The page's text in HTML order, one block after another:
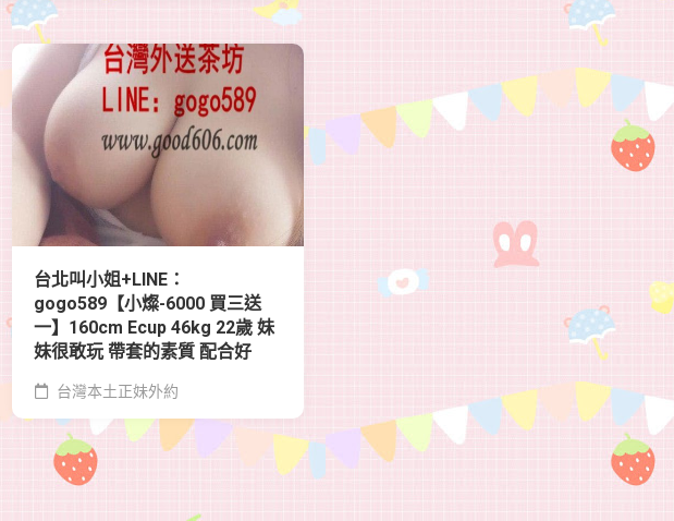
台北叫小姐+LINE：
gogo589【小燦-6000 買三送
一】160cm Ecup 46kg 22歲 妹
妹很敢玩 帶套的素質 配合好
台灣本土正妹外約